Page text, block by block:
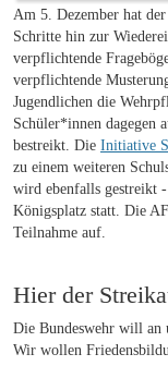
Am 5. Dezember hat
Schritte hin zur
verpflichtende
verpflichtende
Jugendlichen die
Schüler*innen dagegen
bestreikt. Die Initiative
zu einem weiteren
wird ebenfalls gestreikt
Königsplatz statt. Die
Teilnahme auf.
Hier der
Die Bundeswehr will an
Wir wollen